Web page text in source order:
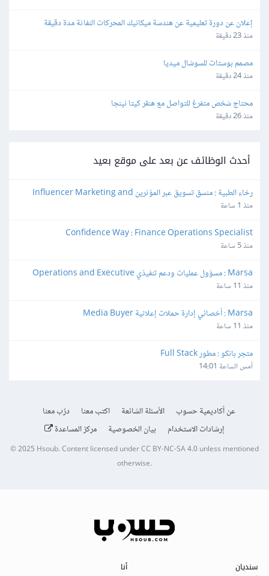
إعلان عن دورة تعليمية عن هندسة ميكانيك المحركات النفاثة مدة دقيقة
منذ 23 دقيقة
مصمم بوستات للسوشال ميديا
منذ 24 دقيقة
محتاج شخص متفرغ للتواصل مع هنقر كيتا نينجا
منذ 26 دقيقة
أحدث الوظائف عن بعد على موقع بعيد
Production Coordinator
منذ 1 ساعة
Confidence Way : Finance Operations Specialist
منذ 5 ساعة
Support Lead
منذ 11 ساعة
Marsa : أخصائي إدارة حملات إعلانية Media Buyer
منذ 11 ساعة
متجر بانكو : مطور Full Stack
أمس الساعة 14:01
عن أكاديمية حسوب الأسئلة الشائعة اكتب معنا
درّب معنا
إرشادات الاستخدام
بيان الخصوصية مركز المساعدة
© 2025 Hsoub.Content licensed underCC BY-NC-SA 4.0unless mentioned
otherwise.